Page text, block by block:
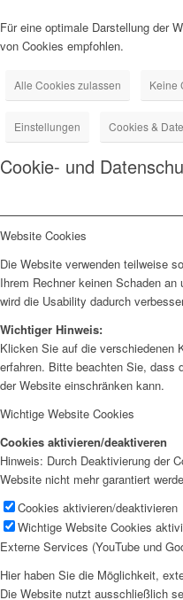
Für eine optimale Darstellung der
von Cookies empfohlen.
Alle Cookies zulassen Keine
Einstellungen Cookies &
Cookie- und
Website Cookies
Die Website verwenden teilweise
Ihrem Rechner keinen Schaden
wird die Usability dadurch
Wichtiger Hinweis:
Klicken Sie auf die verschiedenen
erfahren. Bitte beachten Sie, dass
der Website einschränken kann.
Wichtige Website Cookies
Cookies aktivieren/deaktiveren
Hinweis: Durch Deaktivierung der
Website nicht mehr garantiert
Cookies aktivieren/deaktivieren
Wichtige Website Cookies
Externe Services (YouTube und
Hier haben Sie die Möglichkeit,
Die Website nutzt ausschließlich